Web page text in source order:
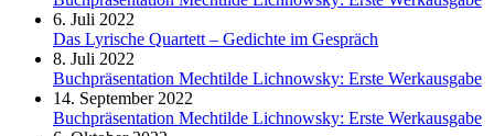
6. Juli 2022
Das Lyrische Quartett – Gedichte im Gespräch
8. Juli 2022
Buchpräsentation Mechtilde Lichnowsky: Erste Werkausgabe
14. September 2022
Buchpräsentation Mechtilde Lichnowsky: Erste Werkausgabe